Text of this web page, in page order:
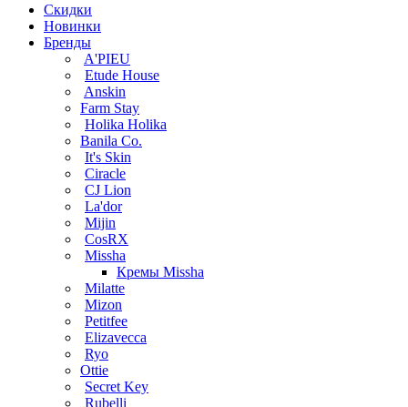
Скидки
Новинки
Бренды
A'PIEU
Etude House
Anskin
Farm Stay
Holika Holika
Banila Co.
It's Skin
Ciracle
CJ Lion
La'dor
Mijin
CosRX
Missha
Кремы Missha
Milatte
Mizon
Petitfee
Elizavecca
Ryo
Ottie
Secret Key
Rubelli